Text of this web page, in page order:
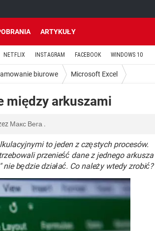
ARTYKUŁY
NETFLIX INSTAGRAM FACEBOOK WINDOWS 10
biurowe Microsoft Excel
między arkuszami
Макс Вега .
to jeden z częstych procesów.
przenieść dane z jednego arkusza
będzie działać. Co należy wtedy zrobić?